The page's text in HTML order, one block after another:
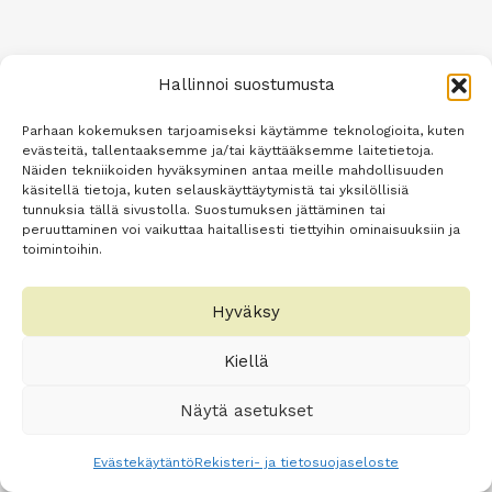
Hallinnoi suostumusta
Parhaan kokemuksen tarjoamiseksi käytämme teknologioita, kuten
evästeitä, tallentaaksemme ja/tai käyttääksemme laitetietoja.
Näiden tekniikoiden hyväksyminen antaa meille mahdollisuuden
käsitellä tietoja, kuten selauskäyttäytymistä tai yksilöllisiä
tunnuksia tällä sivustolla. Suostumuksen jättäminen tai
peruuttaminen voi vaikuttaa haitallisesti tiettyihin ominaisuuksiin ja
toimintoihin.
Hyväksy
Kiellä
Näytä asetukset
EvästekäytäntöRekisteri- ja tietosuojaseloste